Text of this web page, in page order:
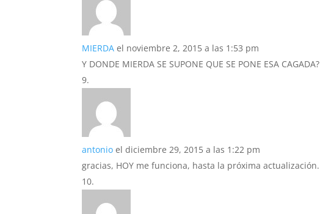
MIERDA el noviembre 2, 2015 a las 1:53 pm
Y DONDE MIERDA SE SUPONE QUE SE PONE ESA CAGADA?
antonio el diciembre 29, 2015 a las 1:22 pm
gracias, HOY me funciona, hasta la próxima actualización.